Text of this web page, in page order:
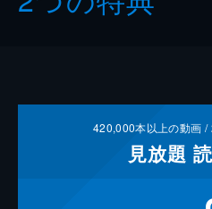
420,000本以上の動画 /
見放題